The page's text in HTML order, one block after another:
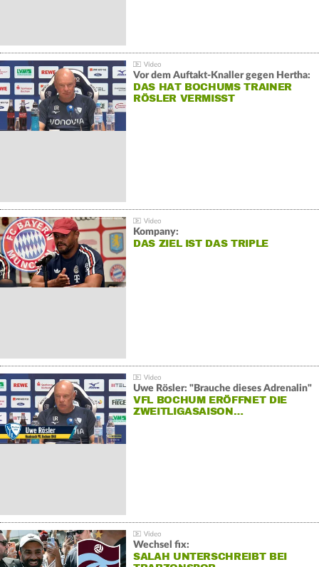
Vor dem Auftakt-Knaller gegen Hertha:
DAS HAT BOCHUMS TRAINER
RÖSLER VERMISST
Kompany:
DAS ZIEL IST DAS TRIPLE
Uwe Rösler: "Brauche dieses Adrenalin"
VFL BOCHUM ERÖFFNET DIE
ZWEITLIGASAISON…
Wechsel fix:
SALAH UNTERSCHREIBT BEI